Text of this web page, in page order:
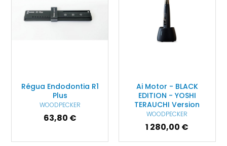
Régua Endodontia R1
Plus
WOODPECKER
63,80 €
Ai Motor - BLACK
EDITION - YOSHI
TERAUCHI Version
WOODPECKER
1 280,00 €